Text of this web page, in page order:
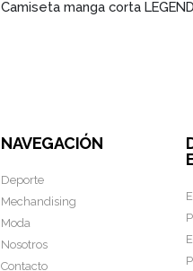
NAVEGACIÓN
Deporte
Mechandising
Moda
Nosotros
Contacto